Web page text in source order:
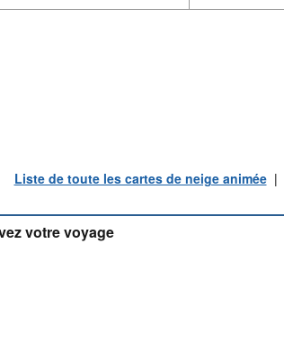
Liste de toute les cartes de neige animée|
votre voyage